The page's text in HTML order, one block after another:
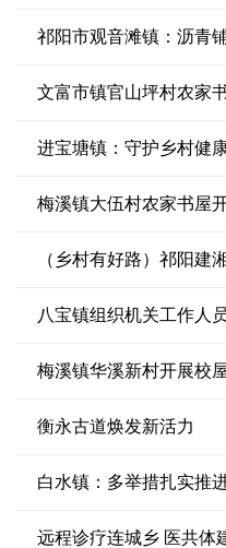
祁阳市观音滩镇：沥青
文富市镇官山坪村农家
进宝塘镇：守护乡村健
梅溪镇大伍村农家书屋
（乡村有好路）祁阳建
八宝镇组织机关工作人
梅溪镇华溪新村开展校
衡永古道焕发新活力
白水镇：多举措扎实推
远程诊疗连城乡 医共